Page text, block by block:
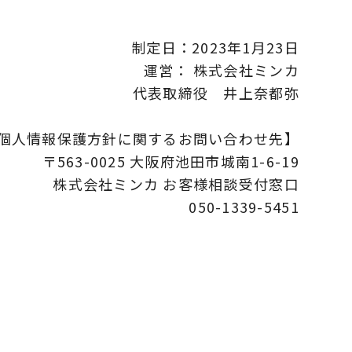
制定日：2023年1月23日
運営： 株式会社ミンカ
代表取締役 井上奈都弥
人情報保護方針に関するお問い合わせ先】
〒563-0025 大阪府池田市城南1-6-19
株式会社ミンカ お客様相談受付窓口
050-1339-5451